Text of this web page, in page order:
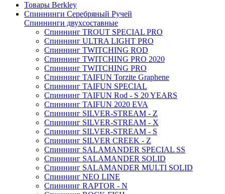
Товары Berkley
Спиннинги Серебряный Ручей
Спиннинги двухсоставные
Спиннинг TROUT SPECIAL PRO
Спиннинг ULTRA LIGHT PRO
Спиннинг TWITCHING ROD
Спиннинг TWITCHING PRO 2020
Спиннинг TWITCHING PRO
Спиннинг TAIFUN Torzite Graphene
Спиннинг TAIFUN SPECIAL
Спиннинг TAIFUN Rod - S 20 YEARS
Спиннинг TAIFUN 2020 EVA
Спиннинг SILVER-STREAM - Z
Спиннинг SILVER-STREAM - X
Спиннинг SILVER-STREAM - S
Спиннинг SILVER CREEK - Z
Спиннинг SALAMANDER SPECIAL SS
Спиннинг SALAMANDER SOLID
Спиннинг SALAMANDER MULTI SOLID
Спиннинг NEO LINE
Спиннинг RAPTOR - N